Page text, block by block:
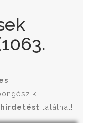
találhat!